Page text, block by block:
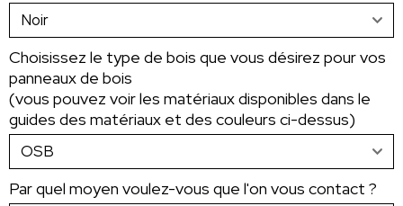
Choisissez le type de bois que vous désirez pour vos
panneaux de bois
(vous pouvez voir les matériaux disponibles dans le
guides des matériaux et des couleurs ci-dessus)
Par quel moyen voulez-vous que l'on vous contact ?